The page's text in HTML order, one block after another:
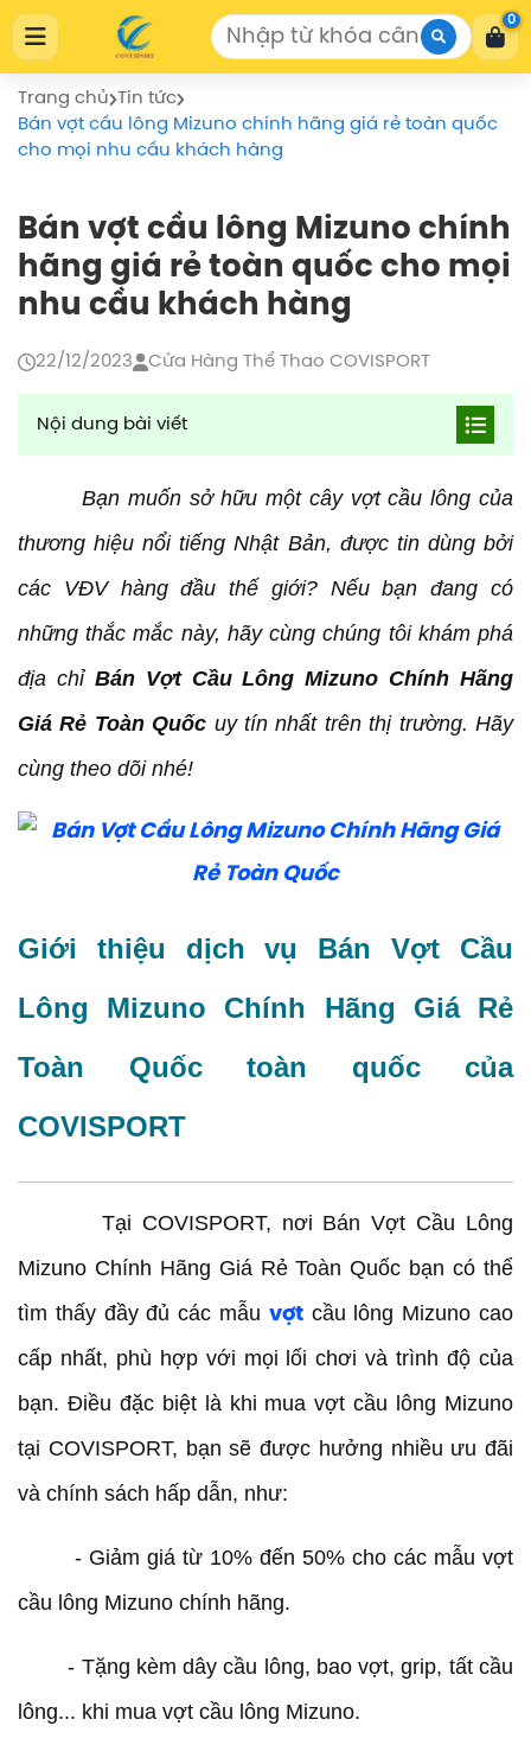
Cửa Hàng Thể Thao COVISPORT
Cửa Hàng Thể Thao COVISPORT
0772155559
https://covisport.com/
0
Trang chủ Tin tức
Bán vợt cầu lông Mizuno chính hãng giá rẻ toàn quốc
cho mọi nhu cầu khách hàng
Bán vợt cầu lông Mizuno chính
hãng giá rẻ toàn quốc cho mọi
nhu cầu khách hàng
22/12/2023 Cửa Hàng Thể Thao COVISPORT
Nội dung bài viết
Chính Hãng Giá Rẻ Toàn Quốc toàn quốc của
Bán Vợt Cầu Lông Mizuno Chính Hãng Giá Rẻ
Toàn Quốc cho người mới bắt đầu
Bán Vợt Cầu Lông Mizuno Chính Hãng Giá Rẻ
Toàn Quốc cho người chơi chuyên nghiệp
Kết luận
Bạn muốn sở hữu một cây vợt cầu lông của
thương hiệu nổi tiếng Nhật Bản, được tin dùng bởi
các VĐV hàng đầu thế giới? Nếu bạn đang có
những thắc mắc này, hãy cùng chúng tôi khám phá
địa chỉ Bán Vợt Cầu Lông Mizuno Chính Hãng
Giá Rẻ Toàn Quốc uy tín nhất trên thị trường. Hãy
cùng theo dõi nhé!
Giới thiệu dịch vụ Bán Vợt Cầu
Lông Mizuno Chính Hãng Giá Rẻ
Toàn Quốc toàn quốc của
COVISPORT
Tại COVISPORT, nơi Bán Vợt Cầu Lông
Mizuno Chính Hãng Giá Rẻ Toàn Quốc bạn có thể
tìm thấy đầy đủ các mẫu vợtcầu lông Mizuno cao
cấp nhất, phù hợp với mọi lối chơi và trình độ của
bạn. Điều đặc biệt là khi mua vợt cầu lông Mizuno
tại COVISPORT, bạn sẽ được hưởng nhiều ưu đãi
và chính sách hấp dẫn, như:
- Giảm giá từ 10% đến 50% cho các mẫu vợt
cầu lông Mizuno chính hãng.
- Tặng kèm dây cầu lông, bao vợt, grip, tất cầu
lông... khi mua vợt cầu lông Mizuno.